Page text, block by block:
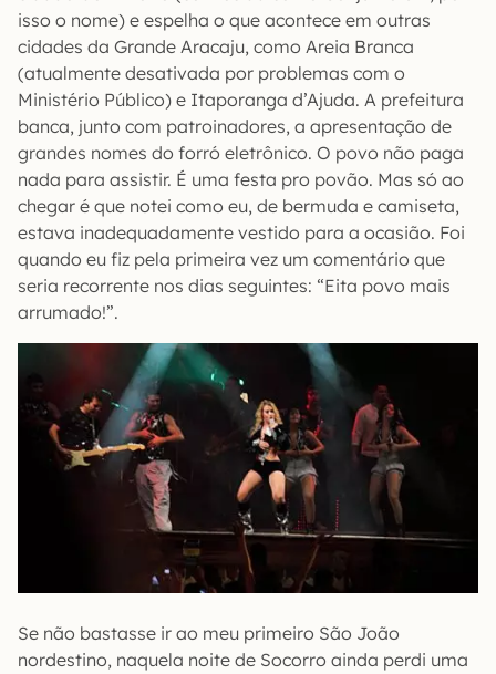
isso o nome) e espelha o que acontece em outras
cidades da Grande Aracaju, como Areia Branca
(atualmente desativada por problemas com o
Ministério Público) e Itaporanga d’Ajuda. A prefeitura
banca, junto com patroinadores, a apresentação de
grandes nomes do forró eletrônico. O povo não paga
nada para assistir. É uma festa pro povão. Mas só ao
chegar é que notei como eu, de bermuda e camiseta,
estava inadequadamente vestido para a ocasião. Foi
quando eu fiz pela primeira vez um comentário que
seria recorrente nos dias seguintes: “Eita povo mais
arrumado!”.
Se não bastasse ir ao meu primeiro São João
nordestino, naquela noite de Socorro ainda perdi uma